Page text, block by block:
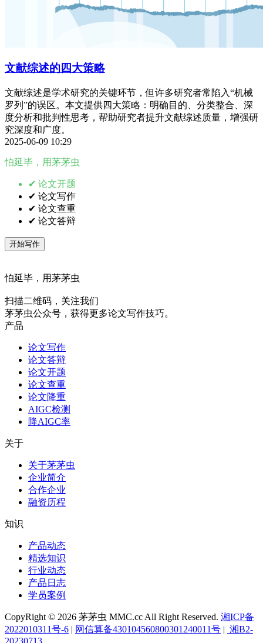
文献综述的四大策略
文献综述是学术研究的关键环节，但许多研究者常陷入“机械
罗列”的误区。本文提供四大策略：明确目的、分类整合、深
度分析和批判性思考，帮助研究者提升文献综述质量，增强研
究深度和广度。
2025-06-09 10:29
怕延毕，用茅茅虫
✔ 论文开题
✔ 论文写作
✔ 论文查重
✔ 论文答辩
开始写作
怕延毕，用茅茅虫
扫描二维码，关注我们
茅茅虫公众号，获得更多论文写作技巧。
产品
论文写作
论文答辩
论文开题
论文查重
论文降重
AIGC检测
降AIGC率
关于
关于茅茅虫
企业简介
合作企业
融资历程
知识
产品动态
精选知识
行业动态
产品日志
学员案例
CopyRight © 2026 茅茅虫 MMC.cc All Right Reserved. 湘ICP备
2022010311号-6 | 网信算备430104560800301240011号 | 湘B2-
20230713